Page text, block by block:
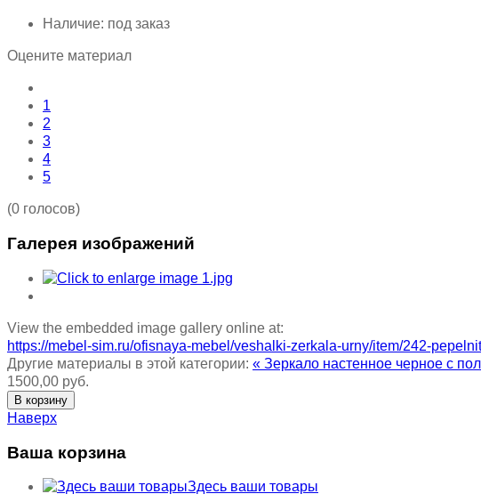
Наличие: под заказ
Оцените материал
1
2
3
4
5
(0 голосов)
Галерея изображений
View the embedded image gallery online at:
https://mebel-sim.ru/ofisnaya-mebel/veshalki-zerkala-urny/item/242-
Другие материалы в этой категории: « Зеркало настенное черное с
1500,00 руб.
Наверх
Ваша корзина
Здесь ваши товары